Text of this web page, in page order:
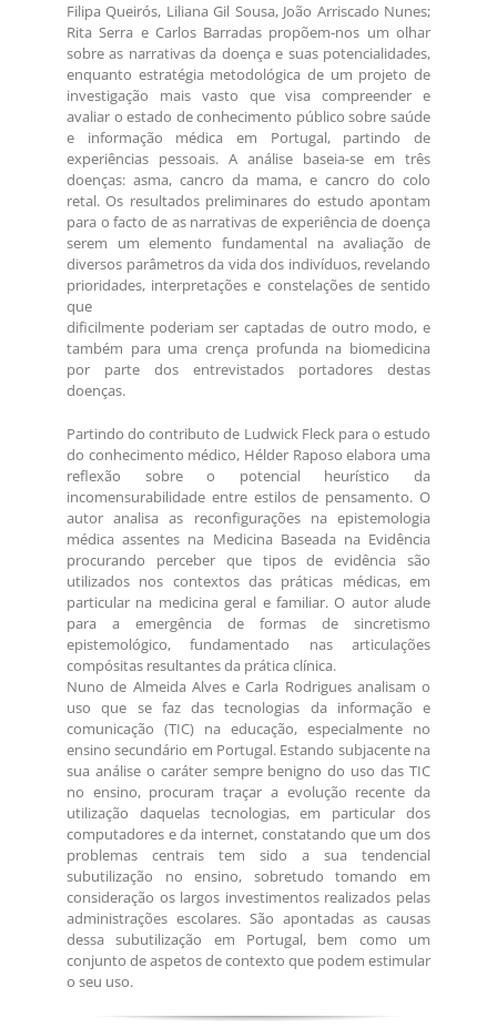
Filipa Queirós, Liliana Gil Sousa, João Arriscado Nunes;
Rita Serra e Carlos Barradas propõem-nos um olhar
sobre as narrativas da doença e suas potencialidades,
enquanto estratégia metodológica de um projeto de
investigação mais vasto que visa compreender e
avaliar o estado de conhecimento público sobre saúde
e informação médica em Portugal, partindo de
experiências pessoais. A análise baseia-se em três
doenças: asma, cancro da mama, e cancro do colo
retal. Os resultados preliminares do estudo apontam
para o facto de as narrativas de experiência de doença
serem um elemento fundamental na avaliação de
diversos parâmetros da vida dos indivíduos, revelando
prioridades, interpretações e constelações de sentido
que
dificilmente poderiam ser captadas de outro modo, e
também para uma crença profunda na biomedicina
por parte dos entrevistados portadores destas
doenças.
Partindo do contributo de Ludwick Fleck para o estudo
do conhecimento médico, Hélder Raposo elabora uma
reflexão sobre o potencial heurístico da
incomensurabilidade entre estilos de pensamento. O
autor analisa as reconfigurações na epistemologia
médica assentes na Medicina Baseada na Evidência
procurando perceber que tipos de evidência são
utilizados nos contextos das práticas médicas, em
particular na medicina geral e familiar. O autor alude
para a emergência de formas de sincretismo
epistemológico, fundamentado nas articulações
compósitas resultantes da prática clínica.
Nuno de Almeida Alves e Carla Rodrigues analisam o
uso que se faz das tecnologias da informação e
comunicação (TIC) na educação, especialmente no
ensino secundário em Portugal. Estando subjacente na
sua análise o caráter sempre benigno do uso das TIC
no ensino, procuram traçar a evolução recente da
utilização daquelas tecnologias, em particular dos
computadores e da internet, constatando que um dos
problemas centrais tem sido a sua tendencial
subutilização no ensino, sobretudo tomando em
consideração os largos investimentos realizados pelas
administrações escolares. São apontadas as causas
dessa subutilização em Portugal, bem como um
conjunto de aspetos de contexto que podem estimular
o seu uso.